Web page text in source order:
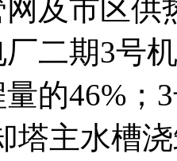
及市区供
二期3号
的46%；
塔主水槽